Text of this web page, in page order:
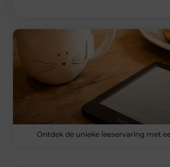
Ontdek de unieke leeservaring met